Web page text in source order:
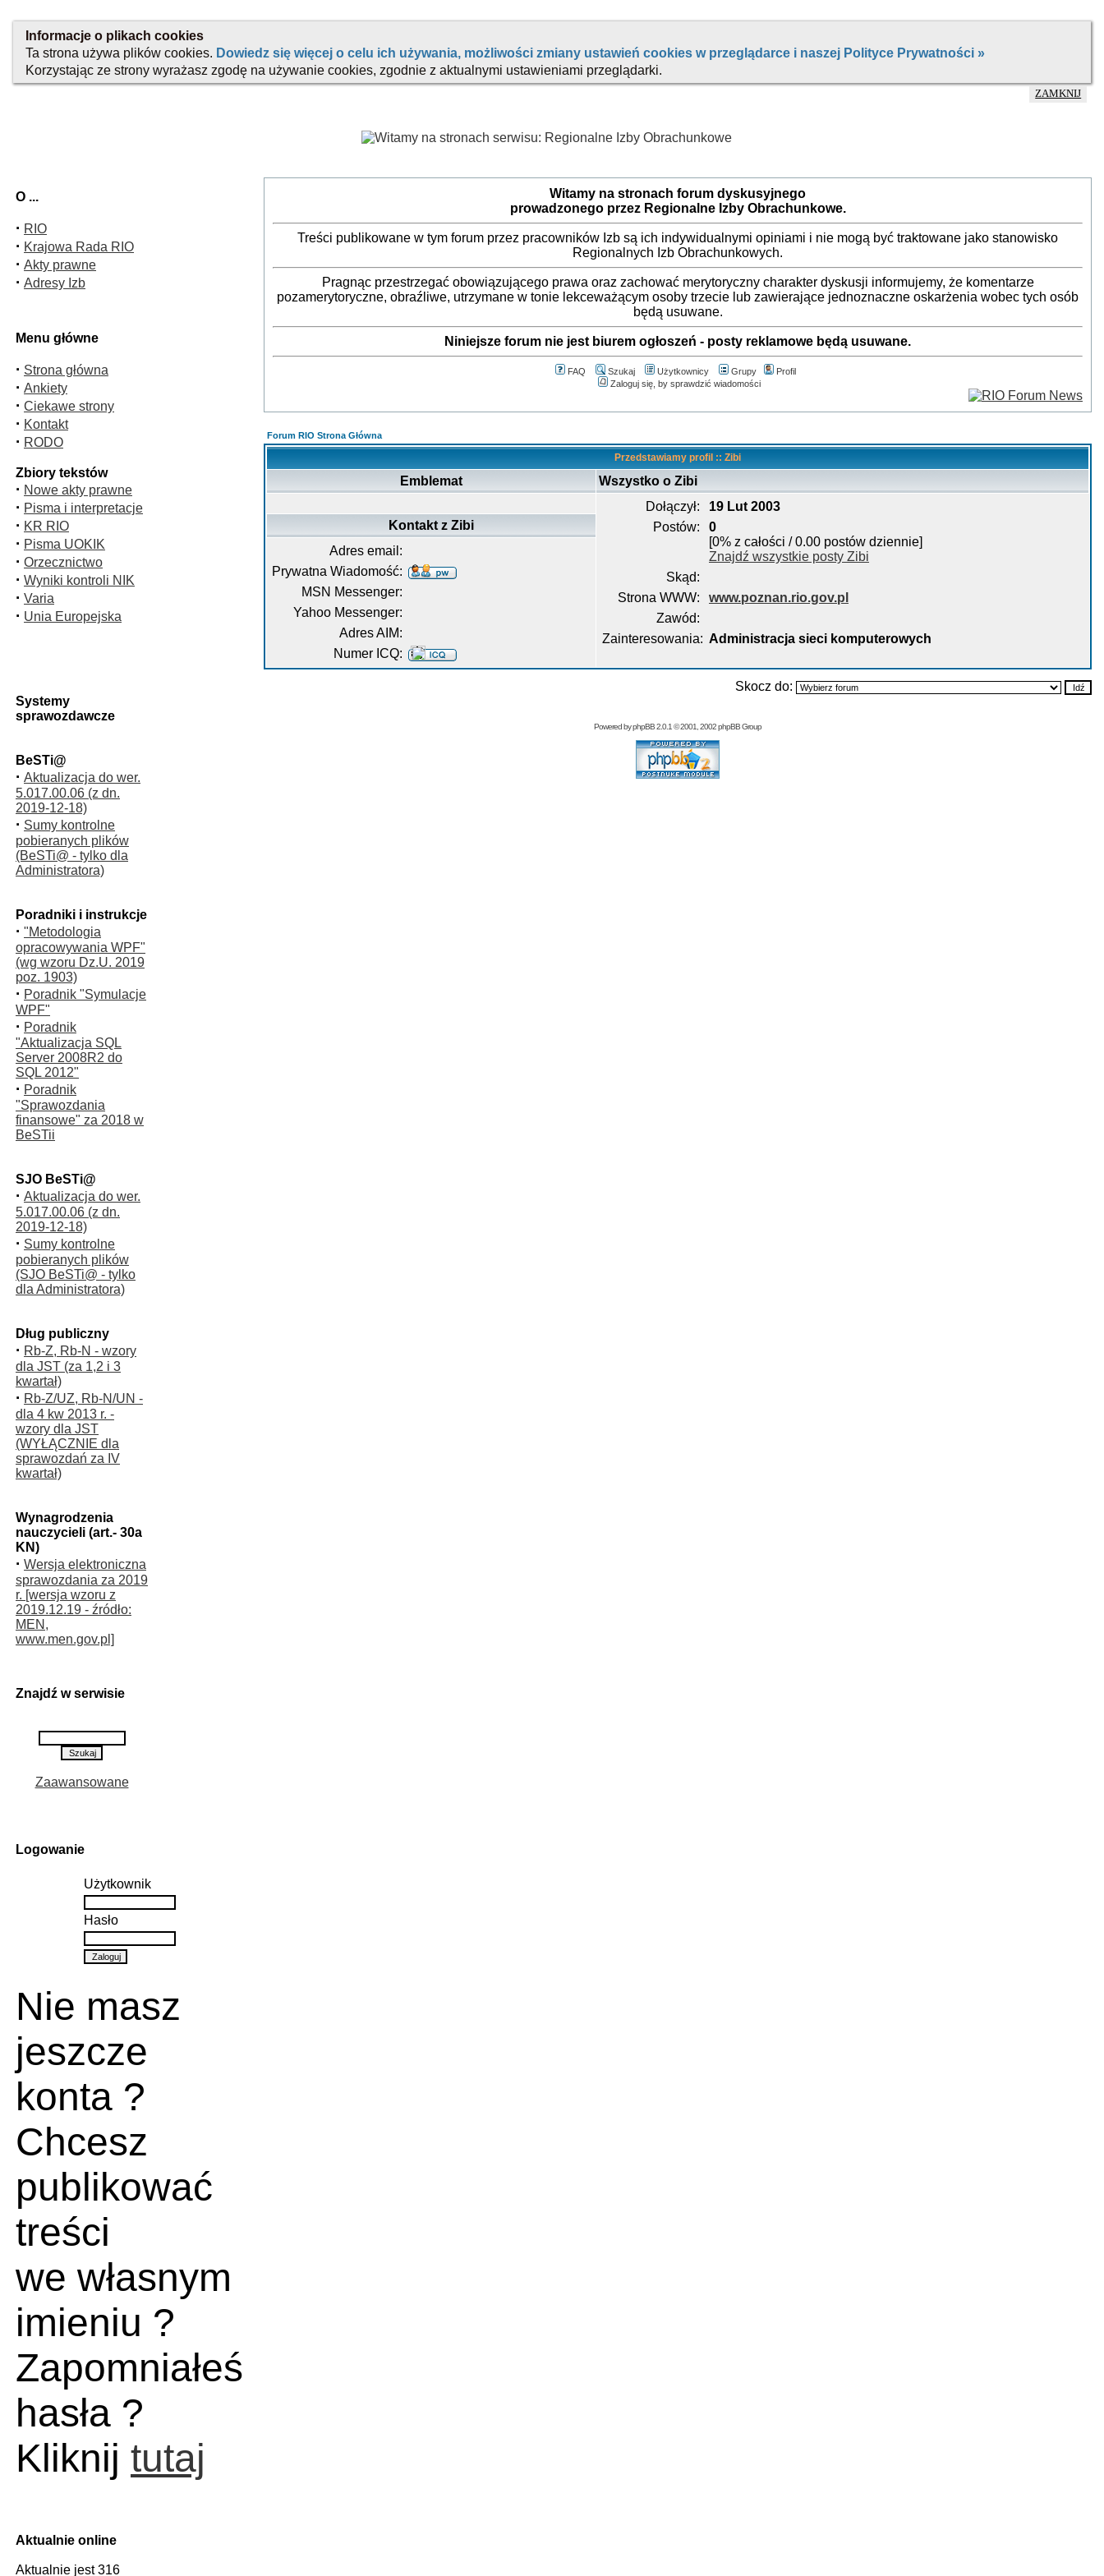
ZAMKNIJ
O ...
· RIO
· Krajowa Rada RIO
· Akty prawne
· Adresy Izb
Menu główne
· Strona główna
· Ankiety
· Ciekawe strony
· Kontakt
· RODO
Zbiory tekstów
· Nowe akty prawne
· Pisma i interpretacje
· KR RIO
· Pisma UOKIK
· Orzecznictwo
· Wyniki kontroli NIK
· Varia
· Unia Europejska
Systemy
sprawozdawcze
BeSTi@
· Aktualizacja do wer.
5.017.00.06 (z dn.
2019-12-18)
· Sumy kontrolne
pobieranych plików
(BeSTi@ - tylko dla
Administratora)
Poradniki i instrukcje
· "Metodologia
opracowywania WPF"
(wg wzoru Dz.U. 2019
poz. 1903)
· Poradnik "Symulacje
WPF"
· Poradnik
"Aktualizacja SQL
Server 2008R2 do
SQL 2012"
· Poradnik
"Sprawozdania
finansowe" za 2018 w
BeSTii
SJO BeSTi@
· Aktualizacja do wer.
5.017.00.06 (z dn.
2019-12-18)
· Sumy kontrolne
pobieranych plików
(SJO BeSTi@ - tylko
dla Administratora)
Dług publiczny
· Rb-Z, Rb-N - wzory
dla JST (za 1,2 i 3
kwartał)
· Rb-Z/UZ, Rb-N/UN -
dla 4 kw 2013 r. -
wzory dla JST
(WYŁĄCZNIE dla
sprawozdań za IV
kwartał)
Wynagrodzenia
nauczycieli (art.- 30a
KN)
· Wersja elektroniczna
sprawozdania za 2019
r. [wersja wzoru z
2019.12.19 - źródło:
MEN,
www.men.gov.pl]
Znajdź w serwisie
Zaawansowane
Logowanie
Użytkownik
Hasło
Nie masz
jeszcze
konta ?
Chcesz
publikować
treści
we własnym
imieniu ?
Zapomniałeś
hasła ?
Kliknij tutaj
Aktualnie online
Aktualnie jest 316
Witamy na stronach forum dyskusyjnego
prowadzonego przez Regionalne Izby Obrachunkowe.
Treści publikowane w tym forum przez pracowników Izb są ich indywidualnymi opiniami i nie mogą być traktowane jako stanowisko
Regionalnych Izb Obrachunkowych.
Pragnąc przestrzegać obowiązującego prawa oraz zachować merytoryczny charakter dyskusji informujemy, że komentarze
pozamerytoryczne, obraźliwe, utrzymane w tonie lekceważącym osoby trzecie lub zawierające jednoznaczne oskarżenia wobec tych osób
będą usuwane.
Niniejsze forum nie jest biurem ogłoszeń - posty reklamowe będą usuwane.
FAQ Szukaj Użytkownicy Grupy
Profil
Zaloguj się, by sprawdzić wiadomości
Forum RIO Strona Główna
Przedstawiamy profil :: Zibi
Emblemat
Wszystko o Zibi
Dołączył:
19 Lut 2003
Postów:
0
[0% z całości / 0.00 postów dziennie]
Znajdź wszystkie posty Zibi
Skąd:
Strona WWW:
www.poznan.rio.gov.pl
Zawód:
Zainteresowania: Administracja sieci komputerowych
Kontakt z Zibi
Adres email:
Prywatna Wiadomość:
MSN Messenger:
Yahoo Messenger:
Adres AIM:
Numer ICQ:
Skocz do:
Powered byphpBB2.0.1 © 2001, 2002 phpBB Group